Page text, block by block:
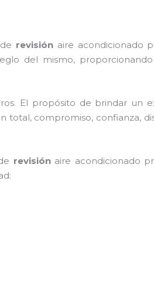
revisiónaire acondicionado
del mismo,
El propósito de brindar un
total, compromiso, confianza,
revisiónaire acondicionado